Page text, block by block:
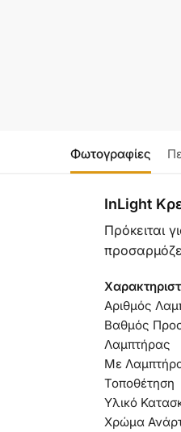
Φωτογραφίες
InLight
Πρόκειται
Αριθμός
Βαθμός
Λαμπτήρας
Με
Τοποθέτηση
Υλικό
Χρώμα